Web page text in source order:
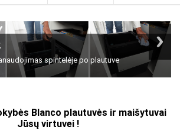
Plautuvėplautuvė iš SILGRANIT™
spintelėje po plautuve
maišytuvas
Blanco plautuvės ir maišytuvai
Jūsų virtuvei !